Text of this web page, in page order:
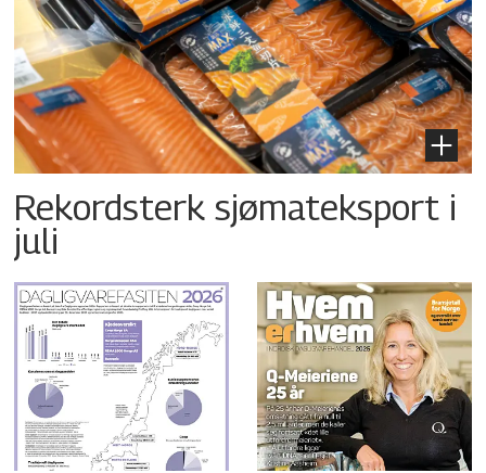
Rekordsterk sjømateksport i
juli